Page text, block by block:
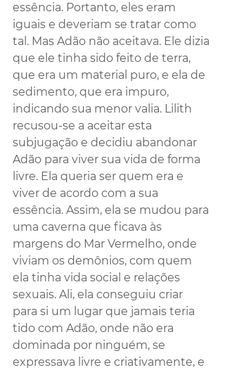
essência. Portanto, eles eram
iguais e deveriam se tratar como
tal. Mas Adão não aceitava. Ele dizia
que ele tinha sido feito de terra,
que era um material puro, e ela de
sedimento, que era impuro,
indicando sua menor valia. Lilith
recusou-se a aceitar esta
subjugação e decidiu abandonar
Adão para viver sua vida de forma
livre. Ela queria ser quem era e
viver de acordo com a sua
essência. Assim, ela se mudou para
uma caverna que ficava às
margens do Mar Vermelho, onde
viviam os demônios, com quem
ela tinha vida social e relações
sexuais. Ali, ela conseguiu criar
para si um lugar que jamais teria
tido com Adão, onde não era
dominada por ninguém, se
expressava livre e criativamente, e